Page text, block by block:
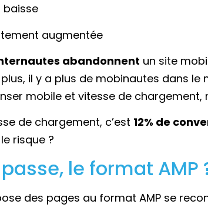
baisse
augmentée
abandonnent un site
plus, il y a plus de mobinautes dans le
mobile et vitesse de chargement,
de chargement, c’est 12% de
risque ?
le format AMP
des pages au format AMP se